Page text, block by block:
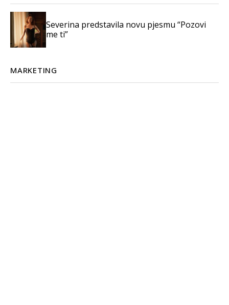
Severina predstavila novu pjesmu “Pozovi
me ti”
MARKETING